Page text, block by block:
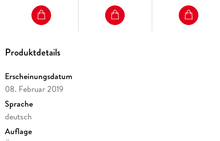
Produktdetails
Erscheinungsdatum
08. Februar 2019
Sprache
deutsch
Auflage